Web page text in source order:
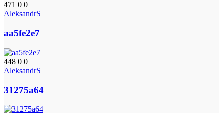
471 0 0
AleksandrS
aa5fe2e7
448 0 0
AleksandrS
31275a64